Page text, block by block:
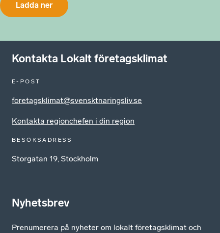
Ladda ner
Kontakta Lokalt företagsklimat
E-POST
foretagsklimat@svensktnaringsliv.se
Kontakta regionchefen i din region
BESÖKSADRESS
Storgatan 19, Stockholm
Nyhetsbrev
Prenumerera på nyheter om lokalt företagsklimat och